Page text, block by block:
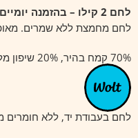
לחם 2 קילו – בהזמנה יומיים מראש!
לחם מחמצת ללא שמרים.
70% קמח בהיר, 20% שיפון מלא, 10% חיטה מלאה.
קלאסי.
לחם בעבודת יד, ללא